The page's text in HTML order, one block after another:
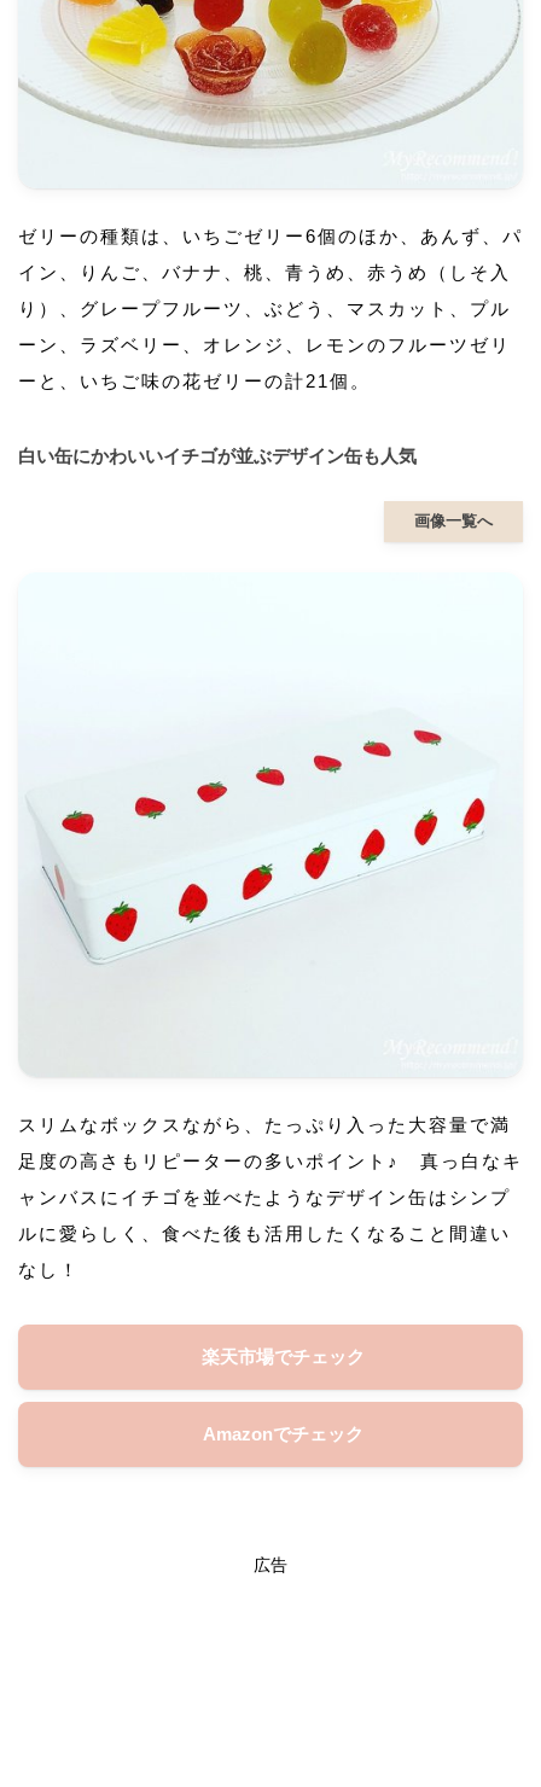
ゼリーの種類は、いちごゼリー6個のほか、あんず、パ
イン、りんご、バナナ、桃、青うめ、赤うめ（しそ入
り）、グレープフルーツ、ぶどう、マスカット、プル
ーン、ラズベリー、オレンジ、レモンのフルーツゼリ
ーと、いちご味の花ゼリーの計21個。
白い缶にかわいいイチゴが並ぶデザイン缶も人気
画像一覧へ
スリムなボックスながら、たっぷり入った大容量で満
足度の高さもリピーターの多いポイント♪ 真っ白なキ
ャンバスにイチゴを並べたようなデザイン缶はシンプ
ルに愛らしく、食べた後も活用したくなること間違い
なし！
楽天市場でチェック
Amazonでチェック
広告